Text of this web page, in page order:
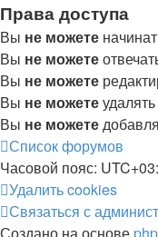
Права доступа
Вы не можете
Вы не можете
Вы не можете
Вы не можете
Вы не можете
Список форумов
Часовой пояс:
Удалить cookies
Связаться с